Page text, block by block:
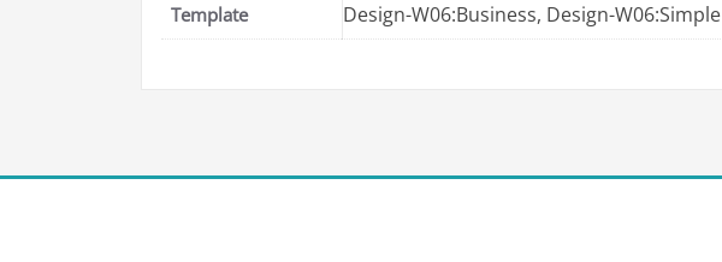
Template Design-W06:Business, Design-W06:Simple